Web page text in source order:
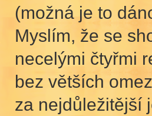
(možná je to
Myslím, že se
necelými čtyřmi
bez větších
za nejdůležitější